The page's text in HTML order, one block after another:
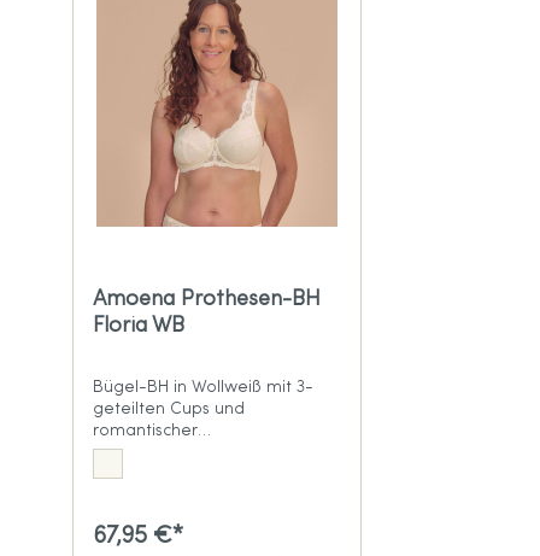
Amoena Prothesen-BH
Floria WB
Bügel-BH in Wollweiß mit 3-
geteilten Cups und
romantischer
Spitzenverzierung
67,95 €*